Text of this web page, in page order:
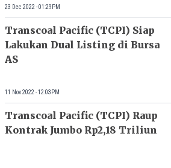
Rp1,5 Triliun
23 Dec 2022 - 01:29PM
Transcoal Pacific (TCPI) Siap
Lakukan Dual Listing di Bursa
AS
11 Nov 2022 - 12:03PM
Transcoal Pacific (TCPI) Raup
Kontrak Jumbo Rp2,18 Triliun